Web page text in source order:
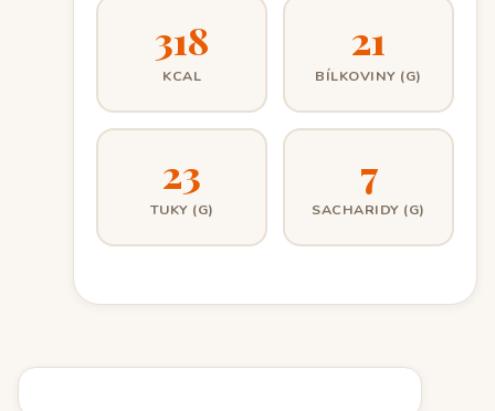
318
KCAL
21
BÍLKOVINY (G)
23
TUKY (G)
7
SACHARIDY (G)